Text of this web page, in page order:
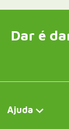
Dar é
Ajuda